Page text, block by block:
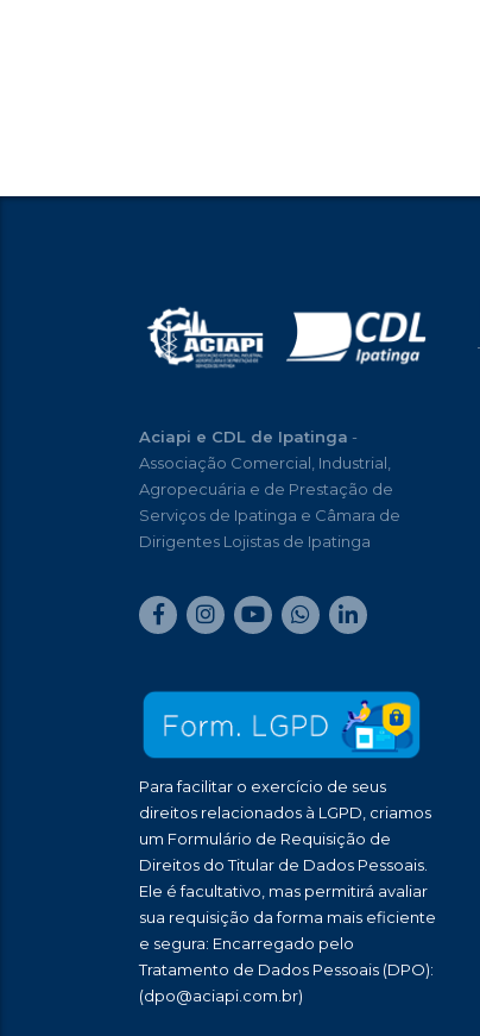
Aciapi e CDL de Ipatinga -
Associação Comercial, Industrial,
Agropecuária e de Prestação de
Serviços de Ipatinga e Câmara de
Dirigentes Lojistas de Ipatinga
Para facilitar o exercício de seus
direitos relacionados à LGPD, criamos
um Formulário de Requisição de
Direitos do Titular de Dados Pessoais.
Ele é facultativo, mas permitirá avaliar
sua requisição da forma mais eficiente
e segura: Encarregado pelo
Tratamento de Dados Pessoais (DPO):
(dpo@aciapi.com.br)